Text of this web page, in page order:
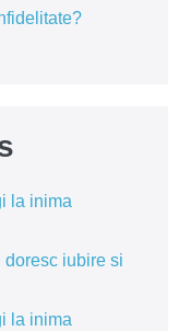
la inima
doresc iubire si
la inima